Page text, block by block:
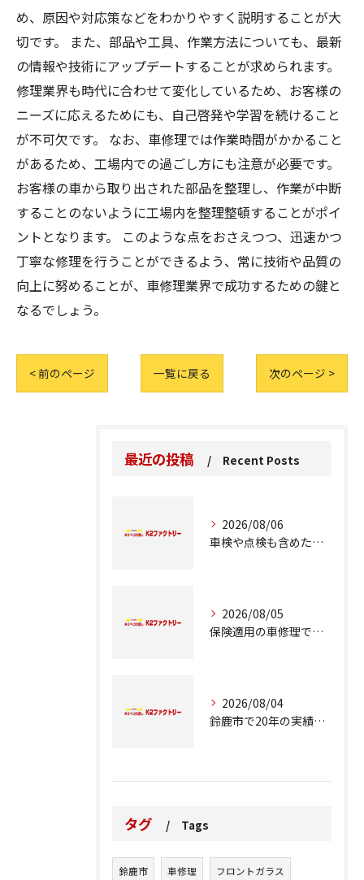
め、原因や対応策などをわかりやすく説明することが大
切です。 また、部品や工具、作業方法についても、最新
の情報や技術にアップデートすることが求められます。
修理業界も時代に合わせて変化しているため、お客様の
ニーズに応えるためにも、自己啓発や学習を続けること
が不可欠です。 なお、車修理では作業時間がかかること
があるため、工場内での過ごし方にも注意が必要です。
お客様の車から取り出された部品を整理し、作業が中断
することのないように工場内を整理整頓することがポイ
ントとなります。 このような点をおさえつつ、迅速かつ
丁寧な修理を行うことができるよう、常に技術や品質の
向上に努めることが、車修理業界で成功するための鍵と
なるでしょう。
< 前のページ 一覧に戻る 次のページ >
最近の投稿 Recent Posts
2026/08/06
車検や点検も含めた車修理の重要ポイント解説
2026/08/05
保険適用の車修理で知っておくべきポイント
2026/08/04
鈴鹿市で20年の実績が語る車修理のこだわり
タグ Tags
鈴鹿市 車修理 フロントガラス